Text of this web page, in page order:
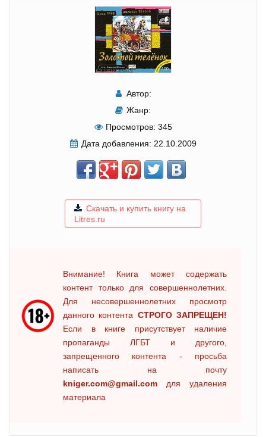
Автор:
Жанр:
Просмотров: 345
Дата добавления: 22.10.2009
Скачать и купить книгу на
Litres.ru
Внимание! Книга может содержать
контент только для совершеннолетних.
Для несовершеннолетних просмотр
данного контента СТРОГО ЗАПРЕЩЕН!
Если в книге присутствует наличие
пропаганды ЛГБТ и другого,
запрещенного контента - просьба
написать на почту
kniger.com@gmail.com для удаления
материала